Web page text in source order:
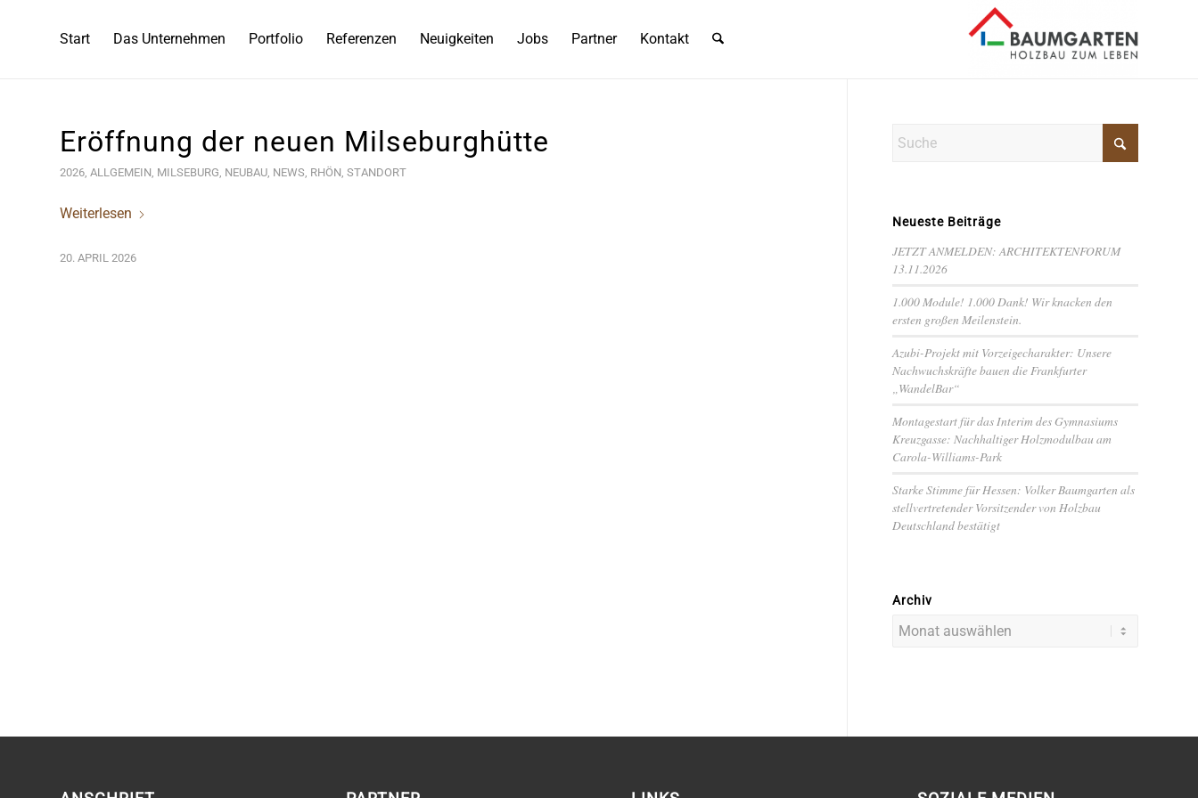
Start Das Unternehmen Portfolio Referenzen Neuigkeiten Jobs Partner Kontakt
Eröffnung der neuen Milseburghütte
2026, ALLGEMEIN, MILSEBURG, NEUBAU, NEWS, RHÖN, STANDORT
Weiterlesen
20. APRIL 2026
Neueste Beiträge
JETZT ANMELDEN: ARCHITEKTENFORUM
13.11.2026
1.000 Module! 1.000 Dank! Wir knacken den
ersten großen Meilenstein.
Azubi-Projekt mit Vorzeigecharakter: Unsere
Nachwuchskräfte bauen die Frankfurter
„WandelBar“
Montagestart für das Interim des Gymnasiums
Kreuzgasse: Nachhaltiger Holzmodulbau am
Carola-Williams-Park
Starke Stimme für Hessen: Volker Baumgarten als
stellvertretender Vorsitzender von Holzbau
Deutschland bestätigt
Archiv